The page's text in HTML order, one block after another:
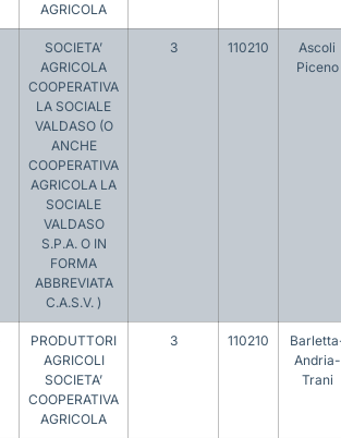
AGRICOLA
SOCIETA’
AGRICOLA
COOPERATIVA
LA SOCIALE
VALDASO (O
ANCHE
COOPERATIVA
AGRICOLA LA
SOCIALE
VALDASO
S.P.A. O IN
FORMA
ABBREVIATA
C.A.S.V. )
3 110210
Ascoli
Piceno
PRODUTTORI
AGRICOLI
SOCIETA’
COOPERATIVA
AGRICOLA
3 110210
Andria-
Trani